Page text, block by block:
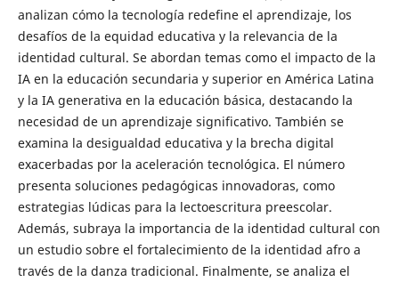
analizan cómo la tecnología redefine el aprendizaje, los
desafíos de la equidad educativa y la relevancia de la
identidad cultural. Se abordan temas como el impacto de la
IA en la educación secundaria y superior en América Latina
y la IA generativa en la educación básica, destacando la
necesidad de un aprendizaje significativo. También se
examina la desigualdad educativa y la brecha digital
exacerbadas por la aceleración tecnológica. El número
presenta soluciones pedagógicas innovadoras, como
estrategias lúdicas para la lectoescritura preescolar.
Además, subraya la importancia de la identidad cultural con
un estudio sobre el fortalecimiento de la identidad afro a
través de la danza tradicional. Finalmente, se analiza el